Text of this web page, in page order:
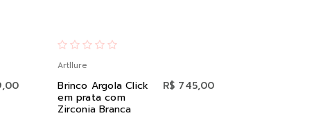
Artllure
Brinco Argola Click
em prata com
Zirconia Branca
R$ 745,00